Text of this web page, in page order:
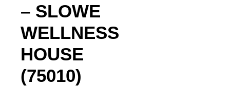
– SLOWE
WELLNESS
HOUSE
(75010)